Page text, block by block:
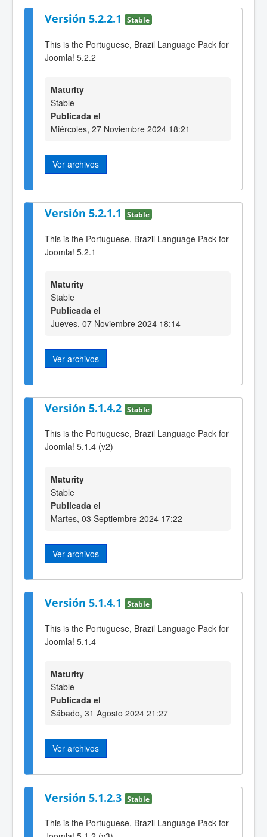
Versión 5.2.2.1 Stable
This is the Portuguese, Brazil Language Pack for
Joomla! 5.2.2
Maturity
Stable
Publicada el
Miércoles, 27 Noviembre 2024 18:21
Ver archivos
Versión 5.2.1.1 Stable
This is the Portuguese, Brazil Language Pack for
Joomla! 5.2.1
Maturity
Stable
Publicada el
Jueves, 07 Noviembre 2024 18:14
Ver archivos
Versión 5.1.4.2 Stable
This is the Portuguese, Brazil Language Pack for
Joomla! 5.1.4 (v2)
Maturity
Stable
Publicada el
Martes, 03 Septiembre 2024 17:22
Ver archivos
Versión 5.1.4.1 Stable
This is the Portuguese, Brazil Language Pack for
Joomla! 5.1.4
Maturity
Stable
Publicada el
Sábado, 31 Agosto 2024 21:27
Ver archivos
Versión 5.1.2.3 Stable
This is the Portuguese, Brazil Language Pack for